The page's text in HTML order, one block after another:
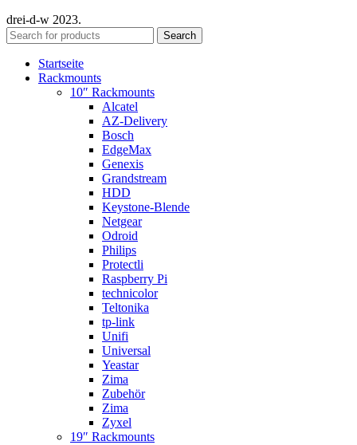
drei-d-w 2023.
Search
Startseite
Rackmounts
10″ Rackmounts
Alcatel
AZ-Delivery
Bosch
EdgeMax
Genexis
Grandstream
HDD
Keystone-Blende
Netgear
Odroid
Philips
Protectli
Raspberry Pi
technicolor
Teltonika
tp-link
Unifi
Universal
Yeastar
Zima
Zubehör
Zima
Zyxel
19″ Rackmounts